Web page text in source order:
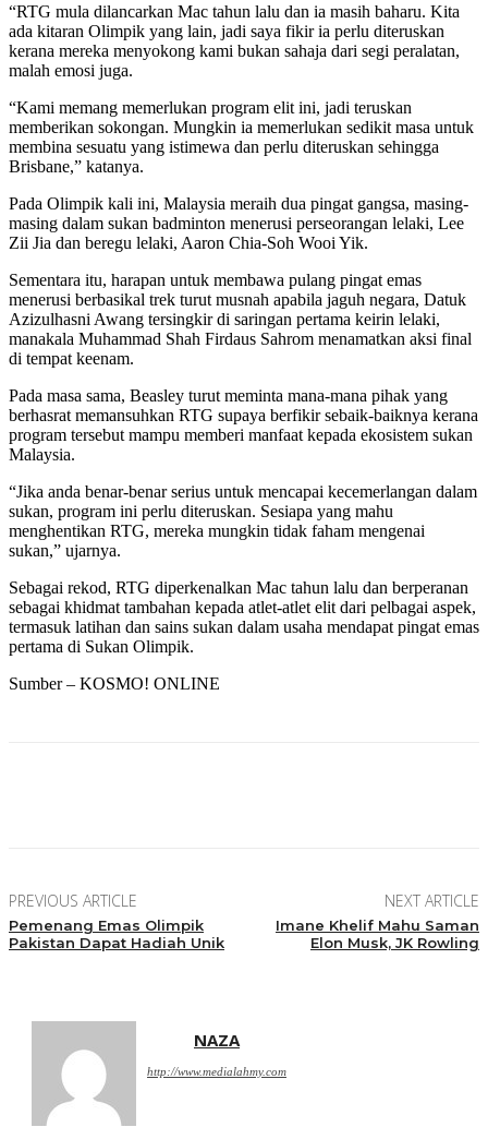
“RTG mula dilancarkan Mac tahun lalu dan ia masih baharu. Kita
ada kitaran Olimpik yang lain, jadi saya fikir ia perlu diteruskan
kerana mereka menyokong kami bukan sahaja dari segi peralatan,
malah emosi juga.
“Kami memang memerlukan program elit ini, jadi teruskan
memberikan sokongan. Mungkin ia memerlukan sedikit masa untuk
membina sesuatu yang istimewa dan perlu diteruskan sehingga
Brisbane,” katanya.
Pada Olimpik kali ini, Malaysia meraih dua pingat gangsa, masing-
masing dalam sukan badminton menerusi perseorangan lelaki, Lee
Zii Jia dan beregu lelaki, Aaron Chia-Soh Wooi Yik.
Sementara itu, harapan untuk membawa pulang pingat emas
menerusi berbasikal trek turut musnah apabila jaguh negara, Datuk
Azizulhasni Awang tersingkir di saringan pertama keirin lelaki,
manakala Muhammad Shah Firdaus Sahrom menamatkan aksi final
di tempat keenam.
Pada masa sama, Beasley turut meminta mana-mana pihak yang
berhasrat memansuhkan RTG supaya berfikir sebaik-baiknya kerana
program tersebut mampu memberi manfaat kepada ekosistem sukan
Malaysia.
“Jika anda benar-benar serius untuk mencapai kecemerlangan dalam
sukan, program ini perlu diteruskan. Sesiapa yang mahu
menghentikan RTG, mereka mungkin tidak faham mengenai
sukan,” ujarnya.
Sebagai rekod, RTG diperkenalkan Mac tahun lalu dan berperanan
sebagai khidmat tambahan kepada atlet-atlet elit dari pelbagai aspek,
termasuk latihan dan sains sukan dalam usaha mendapat pingat emas
pertama di Sukan Olimpik.
Sumber – KOSMO! ONLINE
PREVIOUS ARTICLE
Pemenang Emas Olimpik
Pakistan Dapat Hadiah Unik
NEXT ARTICLE
Imane Khelif Mahu Saman
Elon Musk, JK Rowling
NAZA
http://www.medialahmy.com